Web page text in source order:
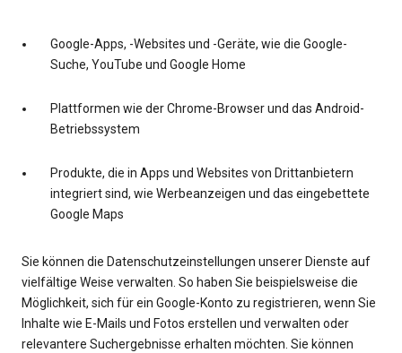
Google-Apps, -Websites und -Geräte, wie die Google-
Suche, YouTube und Google Home
Plattformen wie der Chrome-Browser und das Android-
Betriebssystem
Produkte, die in Apps und Websites von Drittanbietern
integriert sind, wie Werbeanzeigen und das eingebettete
Google Maps
Sie können die Datenschutzeinstellungen unserer Dienste auf
vielfältige Weise verwalten. So haben Sie beispielsweise die
Möglichkeit, sich für ein Google-Konto zu registrieren, wenn Sie
Inhalte wie E-Mails und Fotos erstellen und verwalten oder
relevantere Suchergebnisse erhalten möchten. Sie können